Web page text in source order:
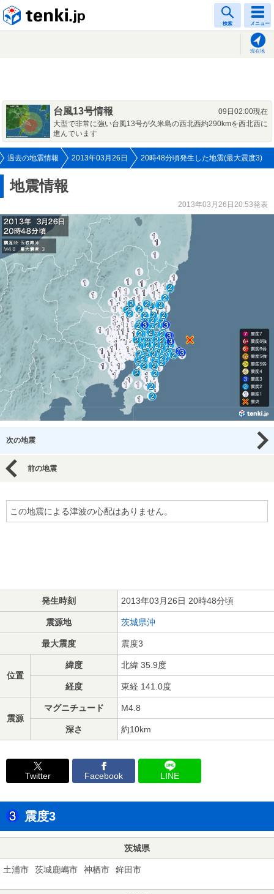
検索 メニュー
現在地
台風13号情報
09日02:00現在
大型で非常に強い台風13号が久米島の西北西約290kmを西北西に
進んでいます
過去の地震情報 2013年03月26日 20時48分頃発生した地震(最大震度3)
地震情報
2013年03月26日20:53発表
次の地震
前の地震
この地震による津波の心配はありません。
発生時刻 2013年03月26日 20時48分頃
震源地 茨城県沖
最大震度 震度3
位置
緯度 北緯 35.9度
経度 東経 141.0度
震源
マグニチュード M4.8
深さ 約10km
Twitter Facebook LINE
震度3
茨城県
土浦市 茨城鹿嶋市 神栖市 鉾田市